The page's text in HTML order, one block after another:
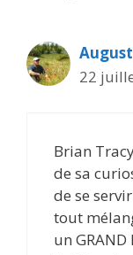
22
Brian
de sa
de se
tout
un